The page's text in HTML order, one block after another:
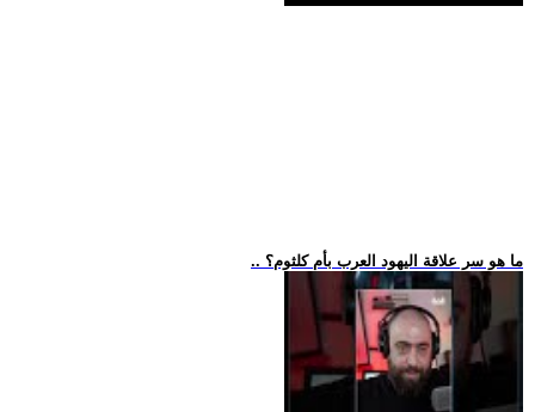
.. ما هو سر علاقة اليهود العرب بأم كلثوم؟